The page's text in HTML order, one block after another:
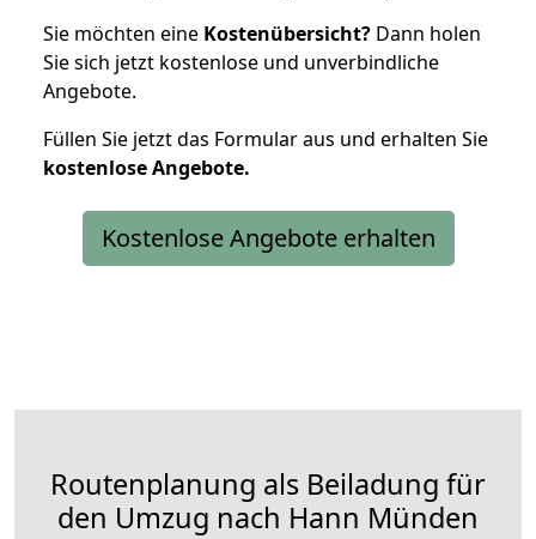
Sie möchten eine Kostenübersicht? Dann holen
Sie sich jetzt kostenlose und unverbindliche
Angebote.
Füllen Sie jetzt das Formular aus und erhalten Sie
kostenloseAngebote.
Kostenlose Angebote erhalten
Routenplanung als Beiladung für
den Umzug nach Hann Münden